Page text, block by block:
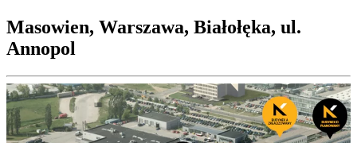
Masowien, Warszawa, Białołęka, ul.
Annopol